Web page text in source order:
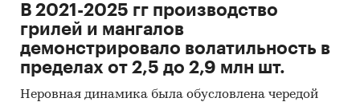
В 2021-2025 гг производство
грилей и мангалов
демонстрировало волатильность в
пределах от 2,5 до 2,9 млн шт.
Неровная динамика была обусловлена чередой